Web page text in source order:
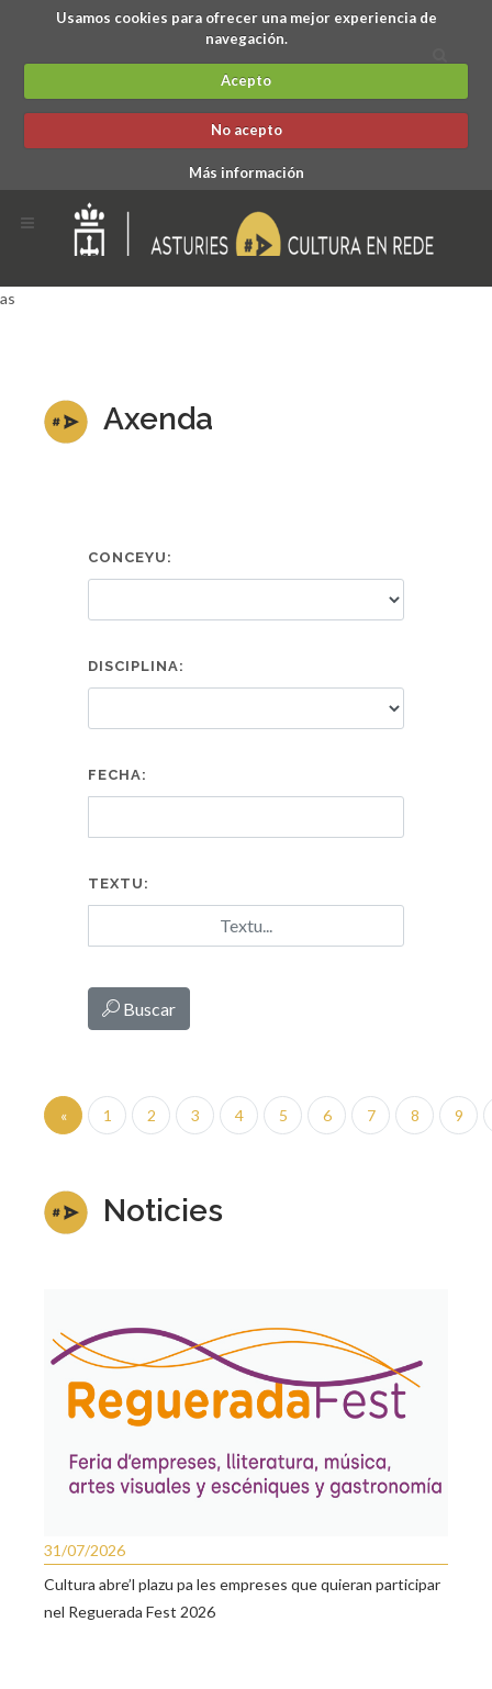
Usamos cookies para ofrecer una mejor experiencia de
navegación.
Acepto
No acepto
Más información
as
Axenda
CONCEYU:
DISCIPLINA:
FECHA:
TEXTU:
Buscar
« 1 2 3 4 5 6 7 8 9
Noticies
31/07/2026
Cultura abre’l plazu pa les empreses que quieran participar
nel Reguerada Fest 2026